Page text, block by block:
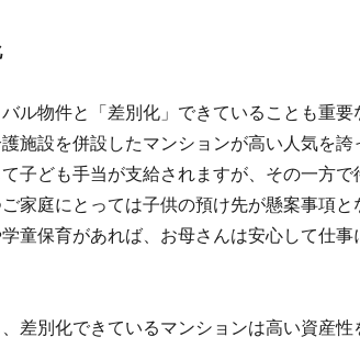
ル物件と「差別化」できていることも重
施設を併設したマンションが高い人気を誇
子ども手当が支給されますが、その一方で
家庭にとっては子供の預け先が懸案事項と
童保育があれば、お母さんは安心して仕事
差別化できているマンションは高い資産